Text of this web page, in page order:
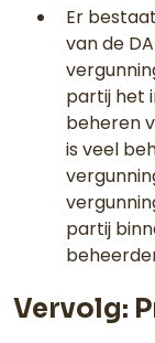
Er
van de
partij het
beheren
is veel
partij
Vervolg: